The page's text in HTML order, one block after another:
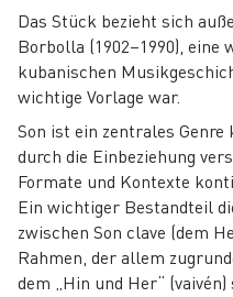
Das Stück bezieht sich
Borbolla (1902–1990), eine
kubanischen
wichtige Vorlage war.
Son ist ein zentrales
durch die Einbeziehung
Formate und Kontexte
Ein wichtiger Bestandteil
zwischen Son clave (dem
Rahmen, der allem
dem „Hin und Her“